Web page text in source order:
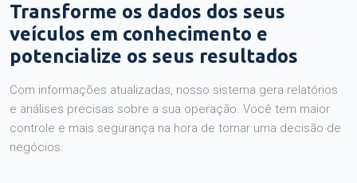
Transforme os dados dos seus
veículos em conhecimento e
potencialize os seus resultados
Com informações atualizadas, nosso sistema gera relatórios
e análises precisas sobre a sua operação. Você tem maior
controle e mais segurança na hora de tomar uma decisão de
negócios.